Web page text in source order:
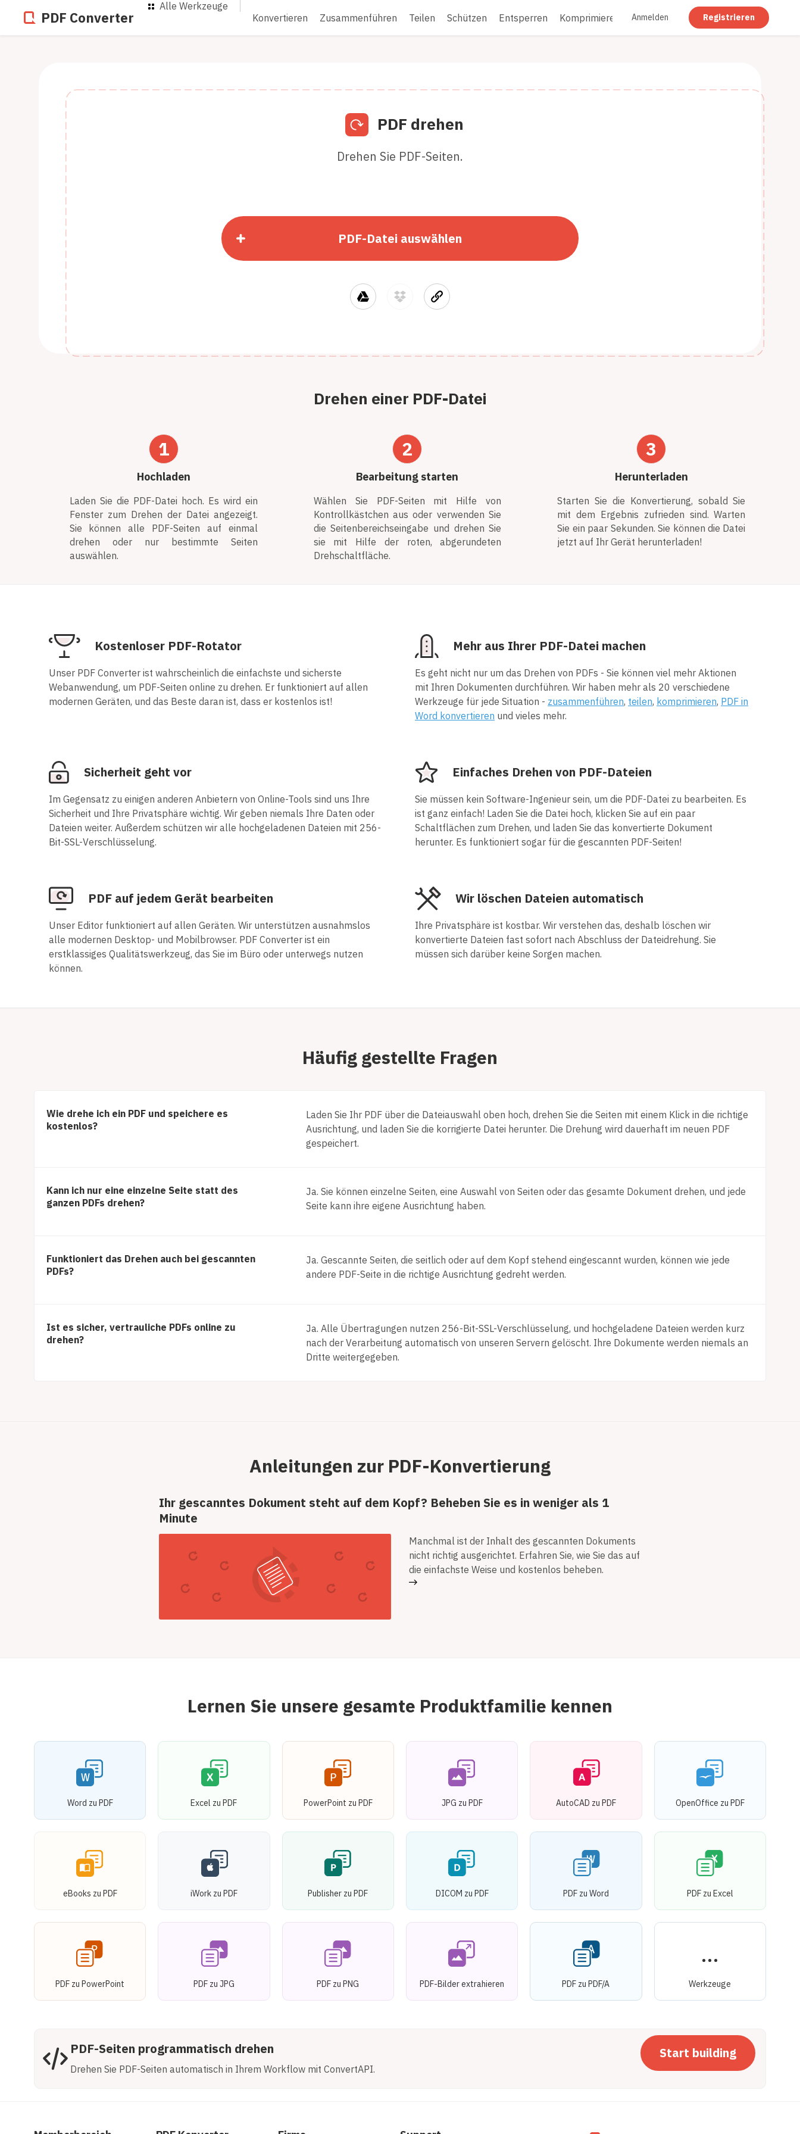
PDF Converter
Alle Werkzeuge
Konvertieren
Zusammenführen Teilen Schützen Entsperren Komprimieren Drehen Schwärzen Abflachen
Anmelden Registrieren
PDF drehen
Drehen Sie PDF-Seiten.
PDF-Datei auswählen
Drehen einer PDF-Datei
1
Hochladen
Laden Sie die PDF-Datei hoch. Es wird ein
Fenster zum Drehen der Datei angezeigt.
Sie können alle PDF-Seiten auf einmal
drehen oder nur bestimmte Seiten
auswählen.
2
Bearbeitung starten
Wählen Sie PDF-Seiten mit Hilfe von
Kontrollkästchen aus oder verwenden Sie
die Seitenbereichseingabe und drehen Sie
sie mit Hilfe der roten, abgerundeten
Drehschaltfläche.
3
Herunterladen
Starten Sie die Konvertierung, sobald Sie
mit dem Ergebnis zufrieden sind. Warten
Sie ein paar Sekunden. Sie können die Datei
jetzt auf Ihr Gerät herunterladen!
Kostenloser PDF-Rotator
Unser PDF Converter ist wahrscheinlich die einfachste und sicherste
Webanwendung, um PDF-Seiten online zu drehen. Er funktioniert auf allen
modernen Geräten, und das Beste daran ist, dass er kostenlos ist!
Mehr aus Ihrer PDF-Datei machen
Es geht nicht nur um das Drehen von PDFs - Sie können viel mehr Aktionen
mit Ihren Dokumenten durchführen. Wir haben mehr als 20 verschiedene
Werkzeuge für jede Situation - zusammenführen, teilen, komprimieren, PDF in
Word konvertieren und vieles mehr.
Sicherheit geht vor
Im Gegensatz zu einigen anderen Anbietern von Online-Tools sind uns Ihre
Sicherheit und Ihre Privatsphäre wichtig. Wir geben niemals Ihre Daten oder
Dateien weiter. Außerdem schützen wir alle hochgeladenen Dateien mit 256-
Bit-SSL-Verschlüsselung.
Einfaches Drehen von PDF-Dateien
Sie müssen kein Software-Ingenieur sein, um die PDF-Datei zu bearbeiten. Es
ist ganz einfach! Laden Sie die Datei hoch, klicken Sie auf ein paar
Schaltflächen zum Drehen, und laden Sie das konvertierte Dokument
herunter. Es funktioniert sogar für die gescannten PDF-Seiten!
PDF auf jedem Gerät bearbeiten
Unser Editor funktioniert auf allen Geräten. Wir unterstützen ausnahmslos
alle modernen Desktop- und Mobilbrowser. PDF Converter ist ein
erstklassiges Qualitätswerkzeug, das Sie im Büro oder unterwegs nutzen
können.
Wir löschen Dateien automatisch
Ihre Privatsphäre ist kostbar. Wir verstehen das, deshalb löschen wir
konvertierte Dateien fast sofort nach Abschluss der Dateidrehung. Sie
müssen sich darüber keine Sorgen machen.
Häufig gestellte Fragen
Wie drehe ich ein PDF und speichere es
kostenlos?
Laden Sie Ihr PDF über die Dateiauswahl oben hoch, drehen Sie die Seiten mit einem Klick in die richtige
Ausrichtung, und laden Sie die korrigierte Datei herunter. Die Drehung wird dauerhaft im neuen PDF
gespeichert.
Kann ich nur eine einzelne Seite statt des
ganzen PDFs drehen?
Ja. Sie können einzelne Seiten, eine Auswahl von Seiten oder das gesamte Dokument drehen, und jede
Seite kann ihre eigene Ausrichtung haben.
Funktioniert das Drehen auch bei gescannten
PDFs?
Ja. Gescannte Seiten, die seitlich oder auf dem Kopf stehend eingescannt wurden, können wie jede
andere PDF-Seite in die richtige Ausrichtung gedreht werden.
Ist es sicher, vertrauliche PDFs online zu
drehen?
Ja. Alle Übertragungen nutzen 256-Bit-SSL-Verschlüsselung, und hochgeladene Dateien werden kurz
nach der Verarbeitung automatisch von unseren Servern gelöscht. Ihre Dokumente werden niemals an
Dritte weitergegeben.
Anleitungen zur PDF-Konvertierung
Ihr gescanntes Dokument steht auf dem Kopf? Beheben Sie es in weniger als 1
Minute
Manchmal ist der Inhalt des gescannten Dokuments
nicht richtig ausgerichtet. Erfahren Sie, wie Sie das auf
die einfachste Weise und kostenlos beheben.
Lernen Sie unsere gesamte Produktfamilie kennen
Word zu PDF Excel zu PDF PowerPoint zu PDF JPG zu PDF AutoCAD zu PDF OpenOffice zu PDF
eBooks zu PDF iWork zu PDF Publisher zu PDF DICOM zu PDF PDF zu Word PDF zu Excel
PDF zu PowerPoint PDF zu JPG PDF zu PNG PDF-Bilder extrahieren PDF zu PDF/A Werkzeuge
PDF-Seiten programmatisch drehen
Drehen Sie PDF-Seiten automatisch in Ihrem Workflow mit ConvertAPI.
Start building